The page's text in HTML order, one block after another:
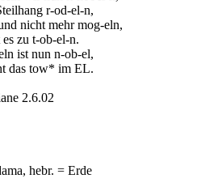
r-od-el-n,
nicht mehr mog-eln,
zu t-ob-el-n.
ist nun n-ob-el,
das tow* im EL.
2.6.02
hebr. = Erde